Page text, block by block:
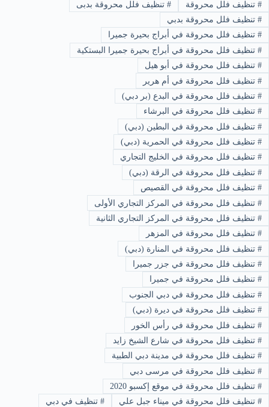
#تنظيف فلل محروقة #تنظيف فلل محروقة بدبى
#تنظيف فلل محروقة بدبي
#تنظيف فلل محروقة في أبراج بحيرة جميرا
#تنظيف فلل محروقة في أبراج بحيرة جميرا البستكية
#تنظيف فلل محروقة في أبو هيل
#تنظيف فلل محروقة في أم هرير
#تنظيف فلل محروقة في البدع (بر دبي)
#تنظيف فلل محروقة في البرشاء
#تنظيف فلل محروقة في البطين (دبي)
#تنظيف فلل محروقة في الحمرية (دبي)
#تنظيف فلل محروقة في الخليج التجاري
#تنظيف فلل محروقة في الرقة (دبي)
#تنظيف فلل محروقة في القصيص
#تنظيف فلل محروقة في المركز التجاري الأولى
#تنظيف فلل محروقة في المركز التجاري الثانية
#تنظيف فلل محروقة في المزهر
#تنظيف فلل محروقة في المنارة (دبي)
#تنظيف فلل محروقة في جزر جميرا
#تنظيف فلل محروقة في جميرا
#تنظيف فلل محروقة في دبي الجنوب
#تنظيف فلل محروقة في ديرة (دبي)
#تنظيف فلل محروقة في رأس الخور
#تنظيف فلل محروقة في شارع الشيخ زايد
#تنظيف فلل محروقة في مدينة دبي الطبية
#تنظيف فلل محروقة في مرسى دبي
#تنظيف فلل محروقة في موقع إكسبو 2020
#تنظيف فلل محروقة في ميناء جبل علي #تنظيف في دبي